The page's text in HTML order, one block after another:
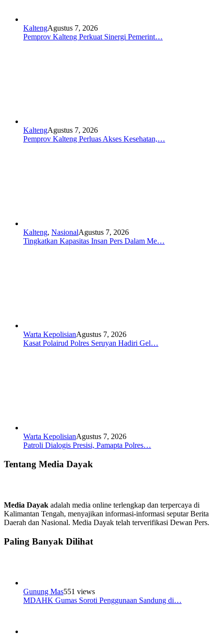
KaltengAgustus 7, 2026
Pemprov Kalteng Perkuat Sinergi Pemerint…
KaltengAgustus 7, 2026
Pemprov Kalteng Perluas Akses Kesehatan,…
Kalteng, NasionalAgustus 7, 2026
Tingkatkan Kapasitas Insan Pers Dalam Me…
Warta KepolisianAgustus 7, 2026
Kasat Polairud Polres Seruyan Hadiri Gel…
Warta KepolisianAgustus 7, 2026
Patroli Dialogis Presisi, Pamapta Polres…
Tentang Media Dayak
Media Dayak adalah media online terlengkap dan terpercaya di
Kalimantan Tengah, menyajikan informasi-informasi seputar Berita
Daerah dan Nasional. Media Dayak telah terverifikasi Dewan Pers.
Paling Banyak Dilihat
Gunung Mas551 views
MDAHK Gumas Soroti Penggunaan Sandung di…